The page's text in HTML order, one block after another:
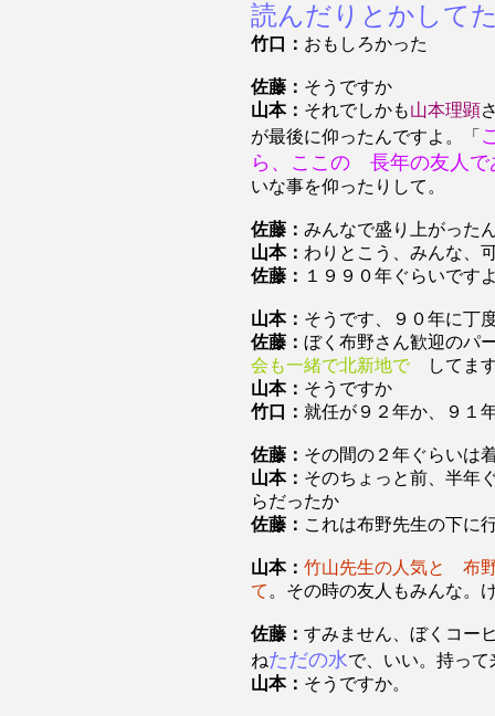
読んだりとかして
竹口： おもしろかった
佐藤： そうですか
山本： それでしかも山本理顕
が最後に仰ったんですよ。「
ら、ここの 長年の友人で
いな事を仰ったりして。
佐藤： みんなで盛り上がった
山本： わりとこう、みんな、
佐藤： １９９０年ぐらいです
山本： そうです、９０年に丁
佐藤： ぼく布野さん歓迎のパ
会も一緒で北新地でしてます
山本： そうですか
竹口： 就任が９２年か、９１
佐藤： その間の２年ぐらいは
山本： そのちょっと前、半年
らだったか
佐藤： これは布野先生の下に
山本： 竹山先生の人気と 布
て 。その時の友人もみんな。
佐藤： すみません、ぼくコー
ねただの水で、いい。持っ
山本： そうですか。